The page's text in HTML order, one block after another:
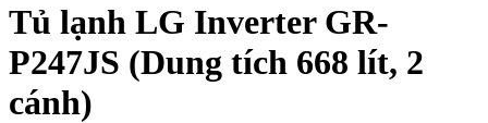
Tủ lạnh LG Inverter GR-
P247JS (Dung tích 668 lít, 2
cánh)